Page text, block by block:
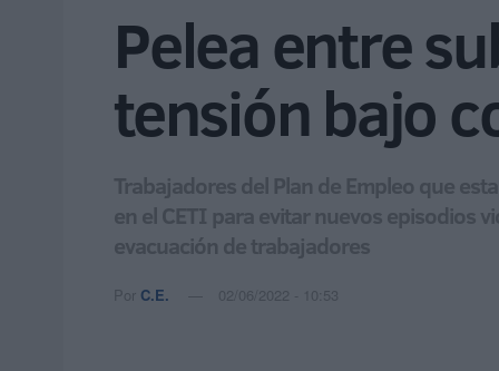
Pelea entre
tensión bajo
Trabajadores del Plan de Empleo que
en el CETI para evitar nuevos episodios
evacuación de trabajadores
Por C.E. 02/06/2022 - 10:53